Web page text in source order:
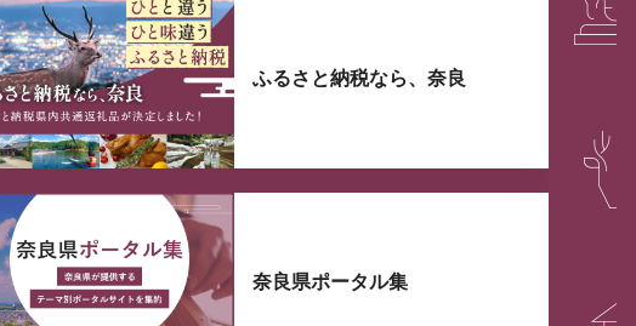
ふるさと納税なら、奈良
奈良県ポータル集